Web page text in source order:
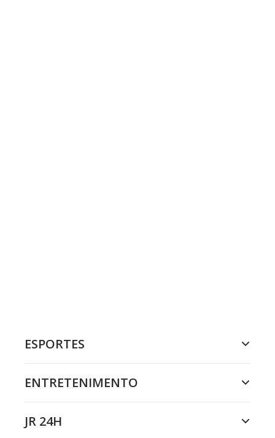
ESPORTES
ENTRETENIMENTO
JR 24H